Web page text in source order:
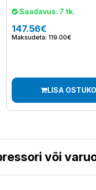
Saadavus: 7 tk.
147.56€
Maksudeta: 119.00€
LISA
või